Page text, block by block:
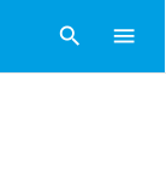
search menu